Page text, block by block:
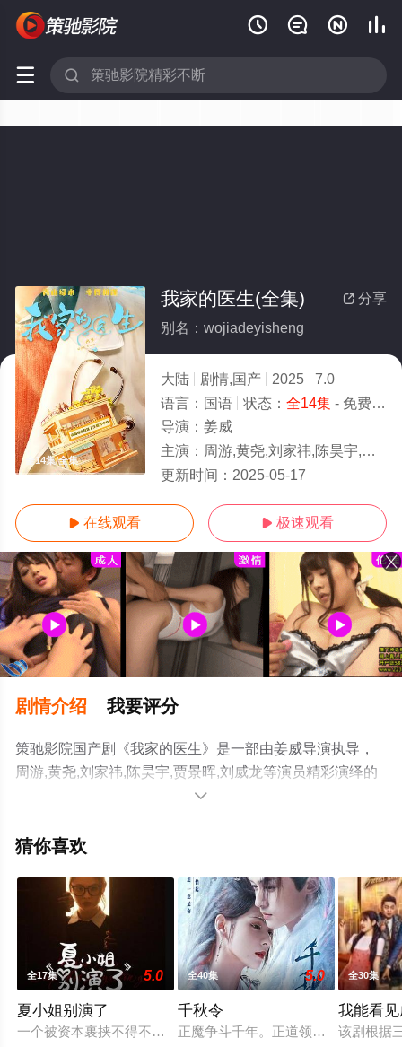
   
 
全14集/全集
 分享
我家的医生(全集)
别名：wojiadeyisheng
大陆 剧情,国产 2025
7.0
语言： 国语 状态： 全14集- 免费在线观看
导演： 姜威
主演： 周游,黄尧,刘家祎,陈昊宇,贾景晖,刘威龙
更新时间： 2025-05-17
 在线观看  极速观看
剧情介绍 我要评分
策驰影院国产剧《我家的医生》是一部由姜威导演执导，
周游,黄尧,刘家祎,陈昊宇,贾景晖,刘威龙等演员精彩演绎的
大陆电视剧，大结局剧情已揭晓（全14集），手机免费观
关信息可移步至豆瓣电视剧、电视猫或剧情网等平台了

猜你喜欢
全17集 5.0
夏小姐别演了
一个被资本裹挟不得不写狗血虐文的网文作家在各方黑粉的怒
全40集 5.0
千秋令
正魔争斗千年。正道领袖风月剑尊、
全30集
我能看
该剧根据